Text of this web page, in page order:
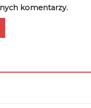
komentarzy.